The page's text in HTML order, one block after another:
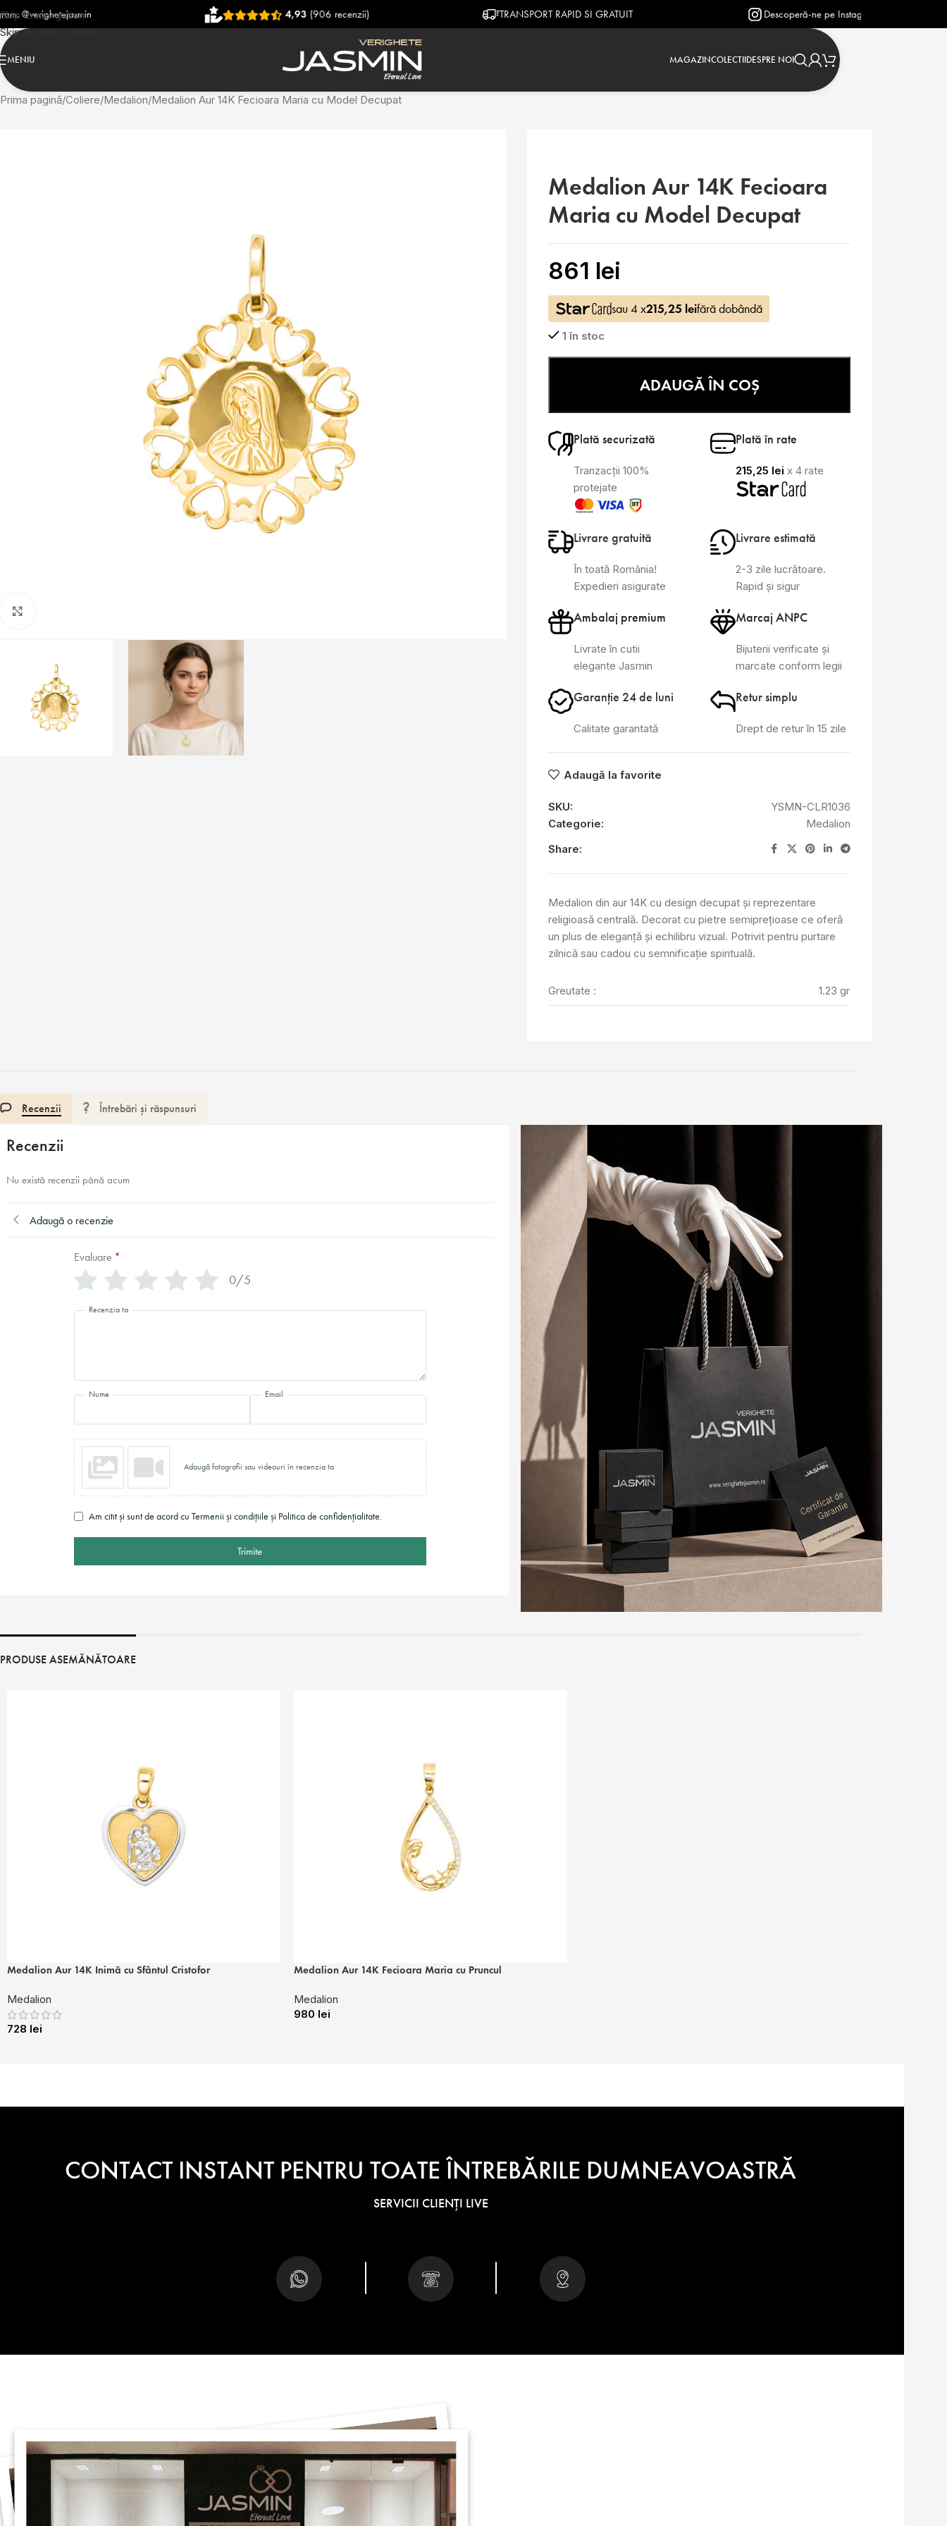
Skip to navigation
Skip to main content
4,93(906 recenzii) TRANSPORT RAPID SI GRATUIT Descoperă-ne pe Instagram: @verighetejasmin
MENIU MAGAZINCOLECTIIDESPRE NOI
Prima pagină Coliere Medalion Medalion Aur 14K Fecioara Maria cu Model Decupat
Medalion Aur 14K Fecioara
Maria cu Model Decupat
861 lei
sau 4 x215,25 leifără dobândă
1 în stoc
ADAUGĂ ÎN COȘ
Plată securizată
Tranzacții 100%
protejate
Plată în rate
215,25 lei x 4 rate
Livrare gratuită
În toată România!
Expedieri asigurate
Livrare estimată
2-3 zile lucrătoare.
Rapid și sigur
Ambalaj premium
Livrate în cutii
elegante Jasmin
Marcaj ANPC
Bijuterii verificate și
marcate conform legii
Garanție 24 de luni
Calitate garantată
Retur simplu
Drept de retur în 15 zile
Adaugă la favorite
SKU:
YSMN-CLR1036
Categorie:
Medalion
Share:
Medalion din aur 14K cu design decupat și reprezentare
religioasă centrală. Decorat cu pietre semiprețioase ce oferă
un plus de eleganță și echilibru vizual. Potrivit pentru purtare
zilnică sau cadou cu semnificație spirituală.
Greutate : 1.23 gr
Recenzii Întrebări și răspunsuri
Recenzii
Nu există recenzii până acum
Adaugă o recenzie
Evaluare *
0/5
Recenzia ta
Nume Email
Adaugă fotografii sau videouri în recenzia ta
Am citit și sunt de acord cu Termenii și condițiile și Politica de confidențialitate.
Trimite
PRODUSE ASEMĂNĂTOARE
Medalion Aur 14K Inimă cu Sfântul Cristofor
Medalion
728 lei
Medalion Aur 14K Fecioara Maria cu Pruncul
Medalion
980 lei
CONTACT INSTANT PENTRU TOATE ÎNTREBĂRILE DUMNEAVOASTRĂ
SERVICII CLIENȚI LIVE